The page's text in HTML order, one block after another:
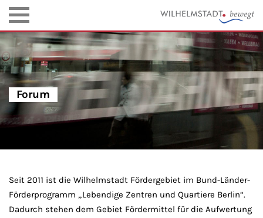
Forum
Seit 2011 ist die Wilhelmstadt Fördergebiet im Bund-Länder-
Förderprogramm „Lebendige Zentren und Quartiere Berlin“.
Dadurch stehen dem Gebiet Fördermittel für die Aufwertung